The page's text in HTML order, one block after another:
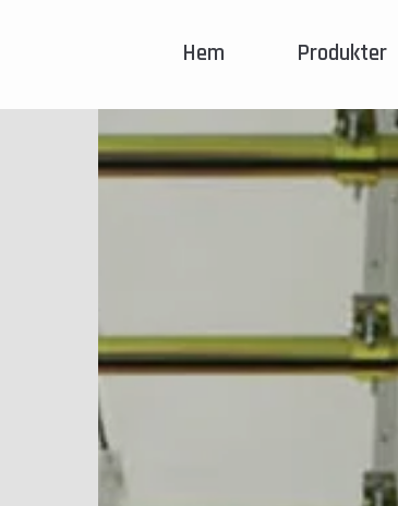
Hem Produkter